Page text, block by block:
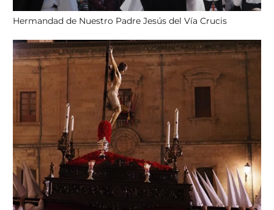
Hermandad de Nuestro Padre Jesús del Vía Crucis